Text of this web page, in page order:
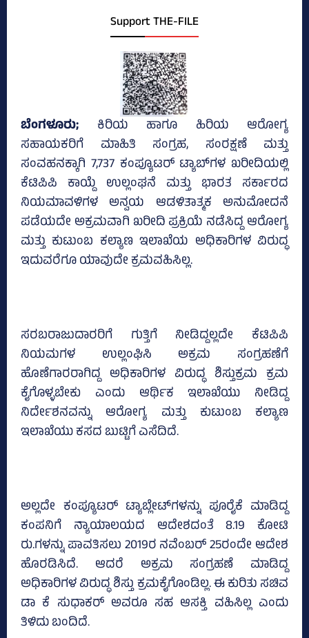
Support THE-FILE
ಬೆಂಗಳೂರು; ಕಿರಿಯ ಹಾಗೂ ಹಿರಿಯ ಆರೋಗ್ಯ
ಸಹಾಯಕರಿಗೆ ಮಾಹಿತಿ ಸಂಗ್ರಹ, ಸಂರಕ್ಷಣೆ ಮತ್ತು
ಸಂವಹನಕ್ಕಾಗಿ 7,737 ಕಂಪ್ಯೂಟರ್‌ ಟ್ಯಾಬ್‌ಗಳ ಖರೀದಿಯಲ್ಲಿ
ಕೆಟಿಪಿಪಿ ಕಾಯ್ದೆ ಉಲ್ಲಂಘನೆ ಮತ್ತು ಭಾರತ ಸರ್ಕಾರದ
ನಿಯಮಾವಳಿಗಳ ಅನ್ವಯ ಆಡಳಿತಾತ್ಮಕ ಅನುಮೋದನೆ
ಪಡೆಯದೇ ಅಕ್ರಮವಾಗಿ ಖರೀದಿ ಪ್ರಕ್ರಿಯೆ ನಡೆಸಿದ್ದ ಆರೋಗ್ಯ
ಮತ್ತು ಕುಟುಂಬ ಕಲ್ಯಾಣ ಇಲಾಖೆಯ ಅಧಿಕಾರಿಗಳ ವಿರುದ್ಧ
ಇದುವರೆಗೂ ಯಾವುದೇ ಕ್ರಮವಹಿಸಿಲ್ಲ.
ಸರಬರಾಜುದಾರರಿಗೆ ಗುತ್ತಿಗೆ ನೀಡಿದ್ದಲ್ಲದೇ ಕೆಟಿಪಿಪಿ
ನಿಯಮಗಳ ಉಲ್ಲಂಘಿಸಿ ಅಕ್ರಮ ಸಂಗ್ರಹಣೆಗೆ
ಹೊಣೆಗಾರರಾಗಿದ್ದ ಅಧಿಕಾರಿಗಳ ವಿರುದ್ಧ ಶಿಸ್ತುಕ್ರಮ ಕ್ರಮ
ಕೈಗೊಳ್ಳಬೇಕು ಎಂದು ಆರ್ಥಿಕ ಇಲಾಖೆಯು ನೀಡಿದ್ದ
ನಿರ್ದೇಶನವನ್ನು ಆರೋಗ್ಯ ಮತ್ತು ಕುಟುಂಬ ಕಲ್ಯಾಣ
ಇಲಾಖೆಯು ಕಸದ ಬುಟ್ಟಿಗೆ ಎಸೆದಿದೆ.
ಅಲ್ಲದೇ ಕಂಪ್ಯೂಟರ್‌ ಟ್ಯಾಬ್ಲೇಟ್‌ಗಳನ್ನು ಪೂರೈಕೆ ಮಾಡಿದ್ದ
ಕಂಪನಿಗೆ ನ್ಯಾಯಾಲಯದ ಆದೇಶದಂತೆ 8.19 ಕೋಟಿ
ರು.ಗಳನ್ನು ಪಾವತಿಸಲು 2019ರ ನವೆಂಬರ್‌ 25ರಂದೇ ಆದೇಶ
ಹೊರಡಿಸಿದೆ. ಆದರೆ ಅಕ್ರಮ ಸಂಗ್ರಹಣೆ ಮಾಡಿದ್ದ
ಅಧಿಕಾರಿಗಳ ವಿರುದ್ಧ ಶಿಸ್ತು ಕ್ರಮಕೈಗೊಂಡಿಲ್ಲ. ಈ ಕುರಿತು ಸಚಿವ
ಡಾ ಕೆ ಸುಧಾಕರ್‌ ಅವರೂ ಸಹ ಆಸಕ್ತಿ ವಹಿಸಿಲ್ಲ ಎಂದು
ತಿಳಿದು ಬಂದಿದೆ.